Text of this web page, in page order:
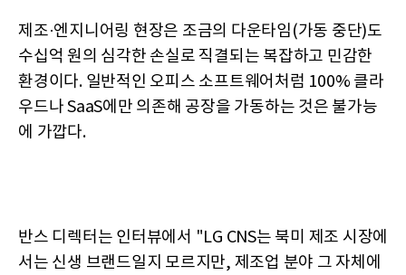
제조·엔지니어링 현장은 조금의 다운타임(가동 중단)도
수십억 원의 심각한 손실로 직결되는 복잡하고 민감한
환경이다. 일반적인 오피스 소프트웨어처럼 100% 클라
우드나 SaaS에만 의존해 공장을 가동하는 것은 불가능
에 가깝다.
반스 디렉터는 인터뷰에서 "LG CNS는 북미 제조 시장에
서는 신생 브랜드일지 모르지만, 제조업 분야 그 자체에